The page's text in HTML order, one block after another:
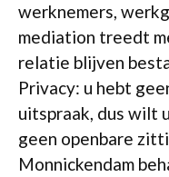
werknemers,
mediation treedt
relatie blijven
Privacy: u hebt
uitspraak, dus wilt
geen openbare
Monnickendam